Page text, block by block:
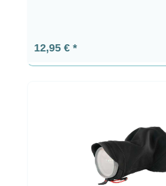
Prix régulier :
12,95 €